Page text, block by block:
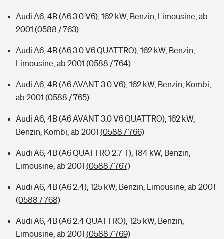
Audi A6, 4B (A6 3.0 V6), 162 kW, Benzin, Limousine, ab
2001 (0588 / 763)
Audi A6, 4B (A6 3.0 V6 QUATTRO), 162 kW, Benzin,
Limousine, ab 2001 (0588 / 764)
Audi A6, 4B (A6 AVANT 3.0 V6), 162 kW, Benzin, Kombi,
ab 2001 (0588 / 765)
Audi A6, 4B (A6 AVANT 3.0 V6 QUATTRO), 162 kW,
Benzin, Kombi, ab 2001 (0588 / 766)
Audi A6, 4B (A6 QUATTRO 2.7 T), 184 kW, Benzin,
Limousine, ab 2001 (0588 / 767)
Audi A6, 4B (A6 2.4), 125 kW, Benzin, Limousine, ab 2001
(0588 / 768)
Audi A6, 4B (A6 2.4 QUATTRO), 125 kW, Benzin,
Limousine, ab 2001 (0588 / 769)